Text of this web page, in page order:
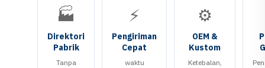
🏭
Direktori
Pabrik
Tanpa
⚡
Pengiriman
Cepat
waktu
⚙️
OEM &
Kustom
Ketebalan,